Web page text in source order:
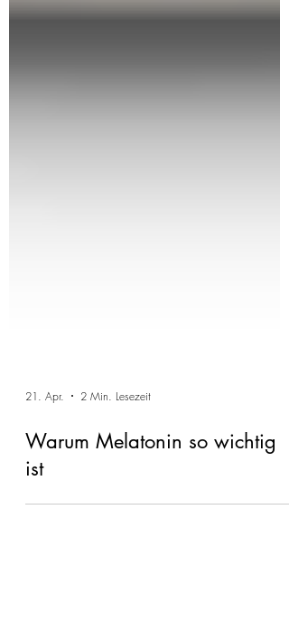
21. Apr. 2 Min. Lesezeit
Warum Melatonin so wichtig
ist